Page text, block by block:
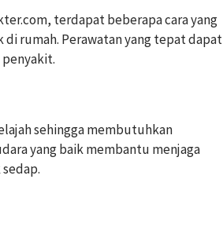
terdapat beberapa cara yang
rumah. Perawatan yang tepat dapat
sehingga membutuhkan
yang baik membantu menjaga